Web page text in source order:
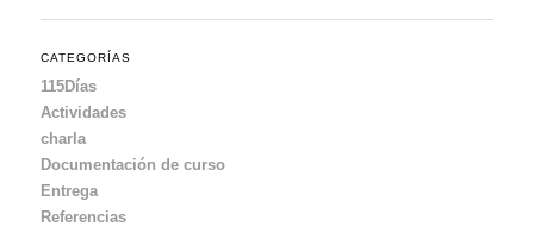
CATEGORÍAS
115Días
Actividades
charla
Documentación de curso
Entrega
Referencias